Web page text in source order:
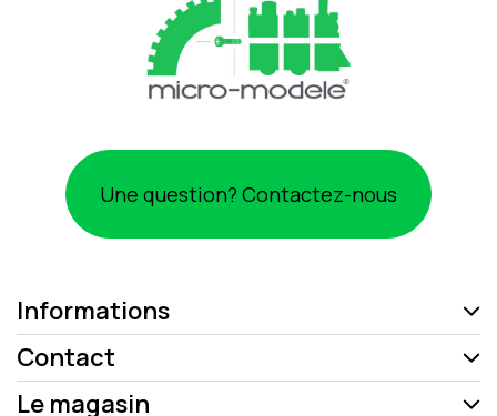
Une question? Contactez-nous
Informations
Contact
Le magasin